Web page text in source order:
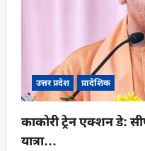
उत्तर प्रदेश प्रादेशिक
काकोरी ट्रेन एक्शन डे:
यात्रा…